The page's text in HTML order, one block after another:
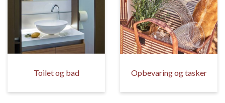
Toilet og bad Opbevaring og tasker